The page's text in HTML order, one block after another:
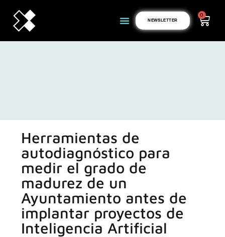
NEWSLETTER
0
Herramientas de
autodiagnóstico para
medir el grado de
madurez de un
Ayuntamiento antes de
implantar proyectos de
Inteligencia Artificial